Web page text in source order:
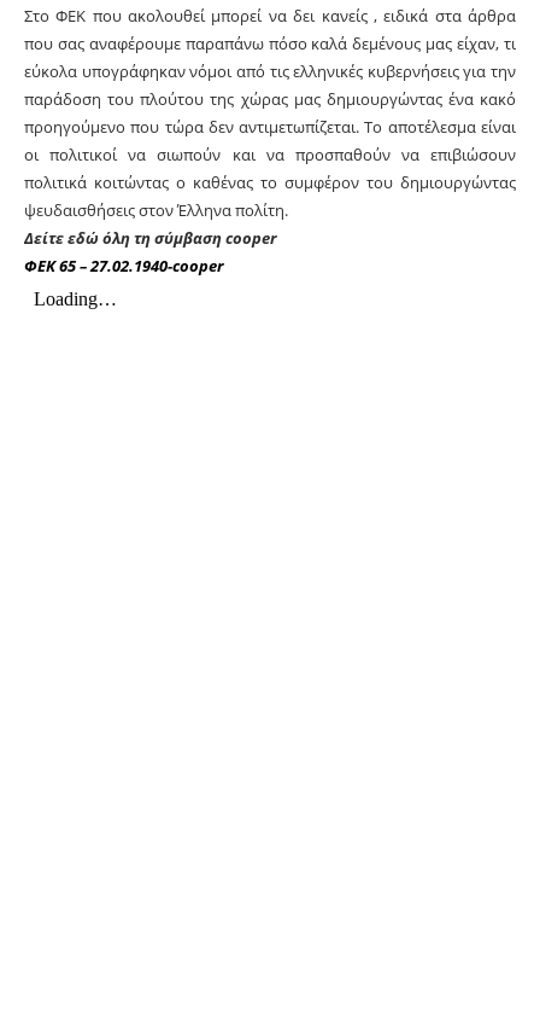
Στο ΦΕΚ που ακολουθεί μπορεί να δει κανείς , ειδικά στα άρθρα
που σας αναφέρουμε παραπάνω πόσο καλά δεμένους μας είχαν, τι
εύκολα υπογράφηκαν νόμοι από τις ελληνικές κυβερνήσεις για την
παράδοση του πλούτου της χώρας μας δημιουργώντας ένα κακό
προηγούμενο που τώρα δεν αντιμετωπίζεται. Το αποτέλεσμα είναι
οι πολιτικοί να σιωπούν και να προσπαθούν να επιβιώσουν
πολιτικά κοιτώντας ο καθένας το συμφέρον του δημιουργώντας
ψευδαισθήσεις στον Έλληνα πολίτη.
Δείτε εδώ όλη τη σύμβαση cooper
ΦΕΚ 65 – 27.02.1940-cooper